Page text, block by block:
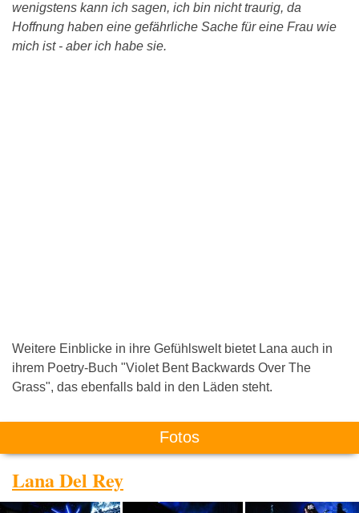
wenigstens kann ich sagen, ich bin nicht traurig, da
Hoffnung haben eine gefährliche Sache für eine Frau wie
mich ist - aber ich habe sie.
Weitere Einblicke in ihre Gefühlswelt bietet Lana auch in
ihrem Poetry-Buch "Violet Bent Backwards Over The
Grass", das ebenfalls bald in den Läden steht.
Fotos
Lana Del Rey